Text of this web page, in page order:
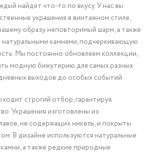
найдет что-то по вкусу. У нас вы
украшения в винтажном стиле,
образу неповторимый шарм, а также
камнями, подчеркивающую
Мы постоянно обновляем коллекции,
модную бижутерию для самых разных
выходов до особых событий.
строгий отбор, гарантируя
Украшения изготовлены из
не содержащих никель, и покрыты
В дизайне используются натуральные
а также редкие природные